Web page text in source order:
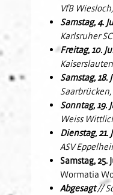
VfB Wiesloch,
Samstag, 4.
Karlsruher
Freitag, 10.
Samstag, 18.
Saarbrücken,
Sonntag, 19.
Weiss
Dienstag, 21.
ASV
Samstag, 25.
Wormatia
Abgesagt//